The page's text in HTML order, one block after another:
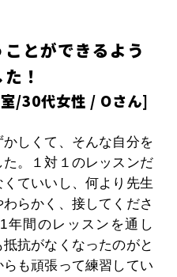
とができるよう
！
/30代女性 / Oさん]
しくて、そんな自分を
。１対１のレッスンだ
ていいし、何より先生
らかく、接してくださ
年間のレッスンを通し
抗がなくなったのがと
も頑張って練習してい